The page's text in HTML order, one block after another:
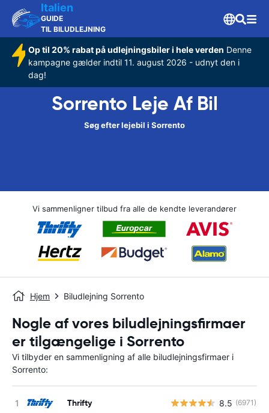
Italien
GUIDE
TIL BILUDLEJNING
Op til 20% rabat på udlejningsbiler i hele verden Denne
kampagne gælder indtil 11. august 2026 - udnyt den i
dag!
Sorrento Leje Af Bil
Søg efter lejebil i Sorrento
Vi sammenligner tilbud fra alle de kendte leverandører
Hjem Biludlejning Sorrento
Nogle af vores biludlejningsfirmaer
er tilgængelige i Sorrento
Vi tilbyder en sammenligning af alle biludlejningsfirmaer i
Sorrento:
Thrifty 8.5 (6971)